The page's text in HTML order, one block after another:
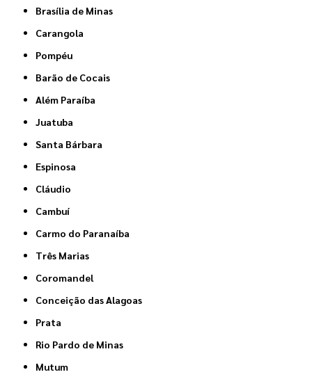
Brasília de Minas
Carangola
Pompéu
Barão de Cocais
Além Paraíba
Juatuba
Santa Bárbara
Espinosa
Cláudio
Cambuí
Carmo do Paranaíba
Três Marias
Coromandel
Conceição das Alagoas
Prata
Rio Pardo de Minas
Mutum